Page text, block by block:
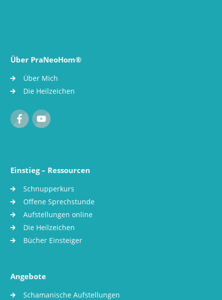
Über PraNeoHom®
Über Mich
Die Heilzeichen
Einstieg – Ressourcen
Schnupperkurs
Offene Sprechstunde
Aufstellungen online
Die Heilzeichen
Bücher Einsteiger
Angebote
Schamanische Aufstellungen